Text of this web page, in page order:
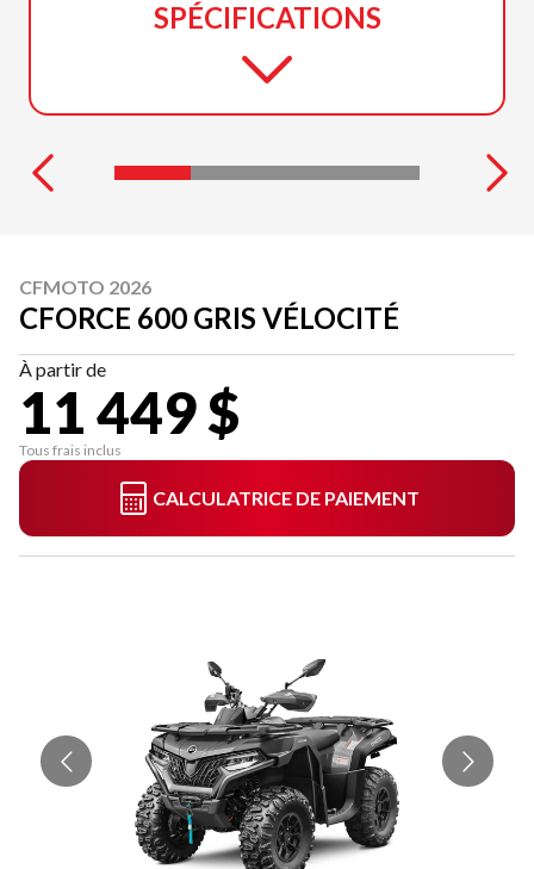
SPÉCIFICATIONS
CFMOTO 2026
CFORCE 600 GRIS VÉLOCITÉ
À partir de
11 449 $
Tous frais inclus
CALCULATRICE DE PAIEMENT